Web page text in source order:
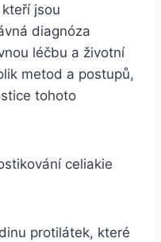
jsou
diagnóza
léčbu a životní
metod a postupů,
tohoto
celiakie
protilátek, které